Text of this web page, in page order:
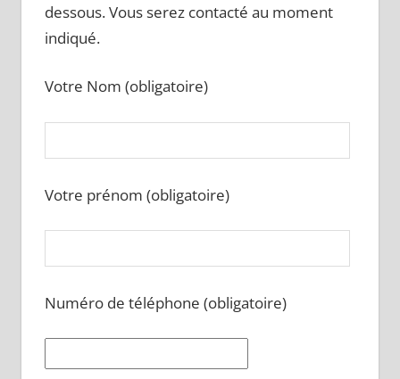
dessous. Vous serez contacté au moment
indiqué.
Votre Nom (obligatoire)
Votre prénom (obligatoire)
Numéro de téléphone (obligatoire)